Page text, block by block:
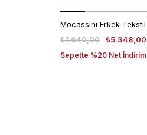
₺5.348,00
₺7.640,00
Sepette %20 Net İndirim